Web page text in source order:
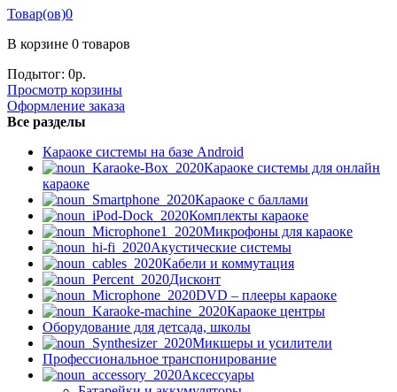
Товар(ов)0
В корзине 0 товаров
Подытог: 0р.
Просмотр корзины
Оформление заказа
Все разделы
Караоке системы на базе Android
Караоке системы для онлайн
караоке
Караоке с баллами
Комплекты караоке
Микрофоны для караоке
Акустические системы
Кабели и коммутация
Дисконт
DVD – плееры караоке
Караоке центры
Оборудование для детсада, школы
Микшеры и усилители
Профессиональное транспонирование
Аксессуары